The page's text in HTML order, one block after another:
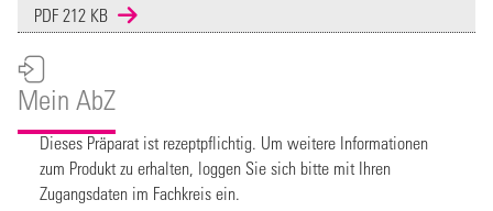
PDF 212 KB
Mein AbZ
Dieses Präparat ist rezeptpflichtig. Um weitere Informationen
zum Produkt zu erhalten, loggen Sie sich bitte mit Ihren
Zugangsdaten im Fachkreis ein.